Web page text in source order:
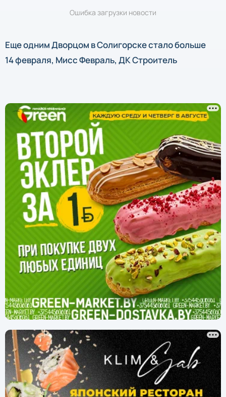
Ошибка загрузки новости
Еще одним Дворцом в Солигорске стало больше
14 февраля, Мисс Февраль, ДК Строитель